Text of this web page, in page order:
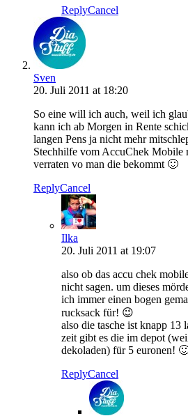
ReplyCancel
Sven
20. Juli 2011 at 18:20
So eine will ich auch, weil ich
kann ich ab Morgen in Rente
langen Pens ja nicht mehr
Stechhilfe vom AccuChek Mobile
verraten vo man die bekommt 🙂
ReplyCancel
Ilka
20. Juli 2011 at 19:07
also ob das accu chek
nicht sagen. um dieses
ich immer einen bogen
rucksack für! 😉
also die tasche ist knapp 13
zeit gibt es die im depot
dekoladen) für 5 euronen!
ReplyCancel